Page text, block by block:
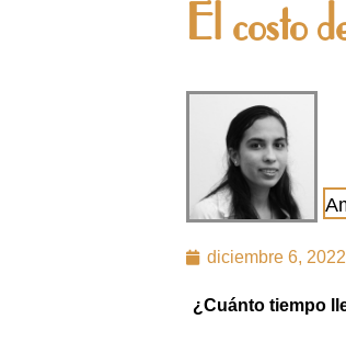
El costo
diciembre 6, 2022
¿Cuánto tiempo